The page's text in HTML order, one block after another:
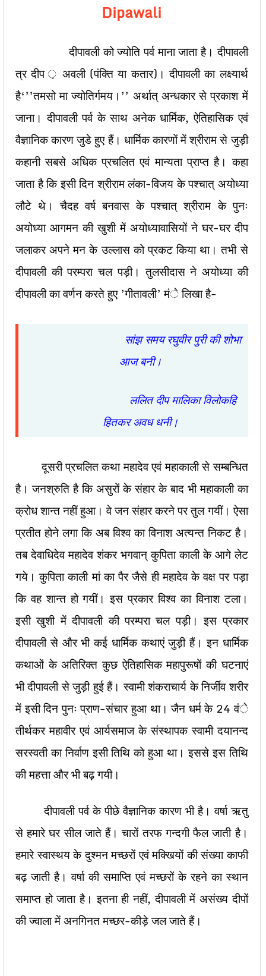
Dipawali
दीपावली को ज्योति पर्व माना जाता है। दीपावली
त्र दीप ़ अवली (पंक्ति या कतार)। दीपावली का लक्ष्यार्थ
है‘’’तमसो मा ज्योतिर्गमय।’’ अर्थात् अन्धकार से प्रकाश में
जाना। दीपावली पर्व के साथ अनेक धार्मिक, ऐतिहासिक एवं
वैज्ञानिक कारण जुडे हुए हैं। धार्मिक कारणों में श्रीराम से जुड़ी
कहानी सबसे अधिक प्रचलित एवं मान्यता प्राप्त है। कहा
जाता है कि इसी दिन श्रीराम लंका-विजय के पश्चात् अयोध्या
लौटे थे। चैदह वर्ष बनवास के पश्चात् श्रीराम के पुनः
अयोध्या आगमन की खुशी में अयोध्यावासियों ने घर-घर दीप
जलाकर अपने मन के उल्लास को प्रकट किया था। तभी से
दीपावली की परम्परा चल पड़ी। तुलसीदास ने अयोध्या की
दीपावली का वर्णन करते हुए ’गीतावली’ मंे लिखा है-
सांझ समय रघुवीर पुरी की शोभा
आज बनी।
ललित दीप मालिका विलोकहि
हितकर अवध धनी।
दूसरी प्रचलित कथा महादेव एवं महाकाली से सम्बन्धित
है। जनश्रुति है कि असुरों के संहार के बाद भी महाकाली का
क्रोध शान्त नहीं हुआ। वे जन संहार करने पर तुल गयीं। ऐसा
प्रतीत होने लगा कि अब विश्व का विनाश अत्यन्त निकट है।
तब देवाधिदेव महादेव शंकर भगवान् कुपिता काली के आगे लेट
गये। कुपिता काली मां का पैर जैसे ही महादेव के वक्ष पर पड़ा
कि वह शान्त हो गयीं। इस प्रकार विश्व का विनाश टला।
इसी खुशी में दीपावली की परम्परा चल पड़ी। इस प्रकार
दीपावली से और भी कई धार्मिक कथाएं जुड़ी हैं। इन धार्मिक
कथाओं के अतिरिक्त कुछ ऐतिहासिक महापुरूषों की घटनाएं
भी दीपावली से जुड़ी हुई हैं। स्वामी शंकराचार्य के निर्जीव शरीर
में इसी दिन पुनः प्राण-संचार हुआ था। जैन धर्म के 24 वंे
तीर्थकर महावीर एवं आर्यसमाज के संस्थापक स्वामी दयानन्द
सरस्वती का निर्वाण इसी तिथि को हुआ था। इससे इस तिथि
की महत्ता और भी बढ़ गयी।
दीपावली पर्व के पीछे वैज्ञानिक कारण भी है। वर्षा ऋतु
से हमारे घर सील जाते हैं। चारों तरफ गन्दगी फैल जाती है।
हमारे स्वास्थय के दुश्मन मच्छरों एवं मक्खियों की संख्या काफी
बढ़ जाती है। वर्षा की समाप्ति एवं मच्छरों के रहने का स्थान
समाप्त हो जाता है। इतना ही नहीं, दीपावली में असंख्य दीपों
की ज्वाला में अनगिनत मच्छर-कीड़े जल जाते हैं।